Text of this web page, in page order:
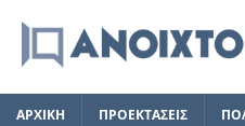
ΑΡΧΙΚΗ ΠΡΟΕΚΤΑΣΕΙΣ